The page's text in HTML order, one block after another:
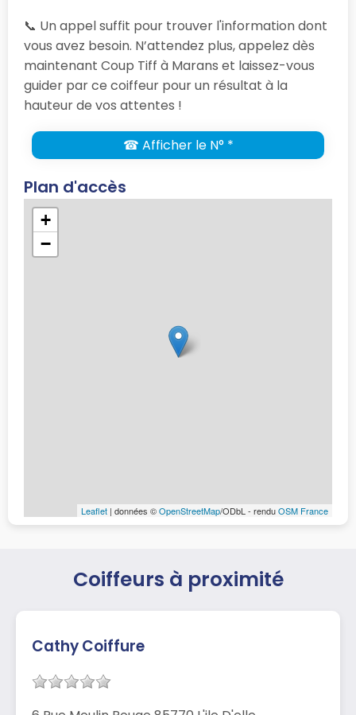
📞 Un appel suffit pour trouver l'information dont
vous avez besoin. N’attendez plus, appelez dès
maintenant Coup Tiff à Marans et laissez-vous
guider par ce coiffeur pour un résultat à la
hauteur de vos attentes !
☎ Afficher le N° *
Plan d'accès
+
−
Leaflet | données ©OpenStreetMap/ODbL - renduOSM France
Coiffeurs à proximité
Cathy Coiffure